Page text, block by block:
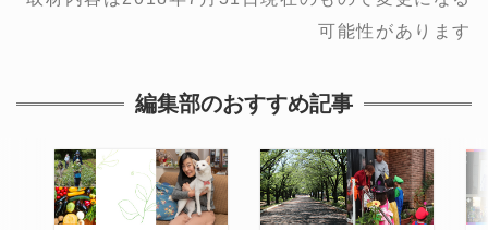
可能性があります
編集部のおすすめ記事